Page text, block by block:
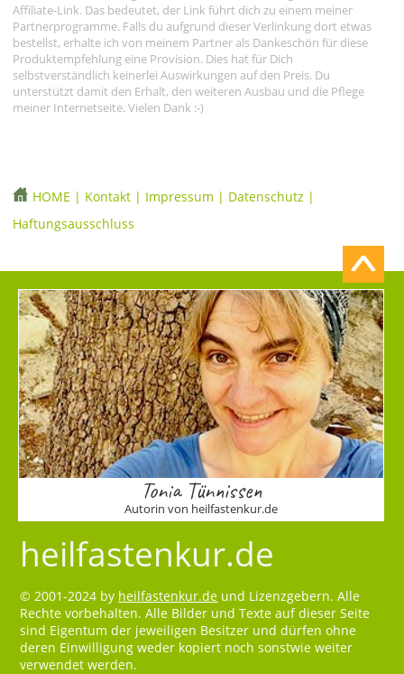
Affiliate-Link. Das bedeutet, der Link führt dich zu einem meiner
Partnerprogramme. Falls du aufgrund dieser Verlinkung dort etwas
bestellst, erhalte ich von meinem Partner als Dankeschön für diese
Produktempfehlung eine Provision. Dies hat für Dich
selbstverständlich keinerlei Auswirkungen auf den Preis. Du
unterstützt damit den Erhalt, den weiteren Ausbau und die Pflege
meiner Internetseite. Vielen Dank :-)
HOME | Kontakt | Impressum | Datenschutz |
Haftungsausschluss
Tonia Tünnissen
Autorin von heilfastenkur.de
heilfastenkur.de
© 2001-2024 by heilfastenkur.de und Lizenzgebern. Alle
Rechte vorbehalten. Alle Bilder und Texte auf dieser Seite
sind Eigentum der jeweiligen Besitzer und dürfen ohne
deren Einwilligung weder kopiert noch sonstwie weiter
verwendet werden.